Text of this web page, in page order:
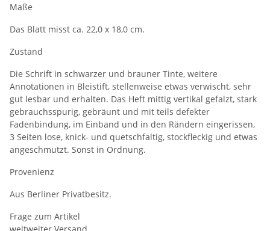
Maße
Das Blatt misst ca. 22,0 x 18,0 cm.
Zustand
Die Schrift in schwarzer und brauner Tinte, weitere
Annotationen in Bleistift, stellenweise etwas verwischt, sehr
gut lesbar und erhalten. Das Heft mittig vertikal gefalzt, stark
gebrauchsspurig, gebräunt und mit teils defekter
Fadenbindung, im Einband und in den Rändern eingerissen,
3 Seiten lose, knick- und quetschfaltig, stockfleckig und etwas
angeschmutzt. Sonst in Ordnung.
Provenienz
Aus Berliner Privatbesitz.
Frage zum Artikel
weltweiter Versand